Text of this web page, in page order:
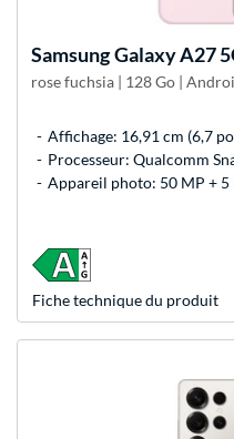
SamsungGalaxy A27
rose fuchsia | 128 Go |
Affichage: 16,91 cm (6,7
Processeur: Qualcomm
Appareil photo: 50 MP + 5
Fiche technique du produit